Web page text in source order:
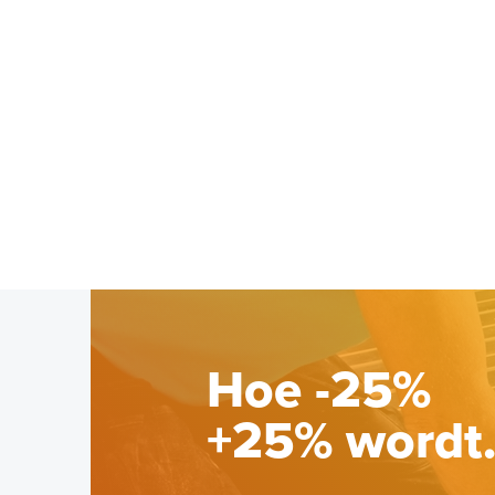
Hoe -25%
+25% wordt.